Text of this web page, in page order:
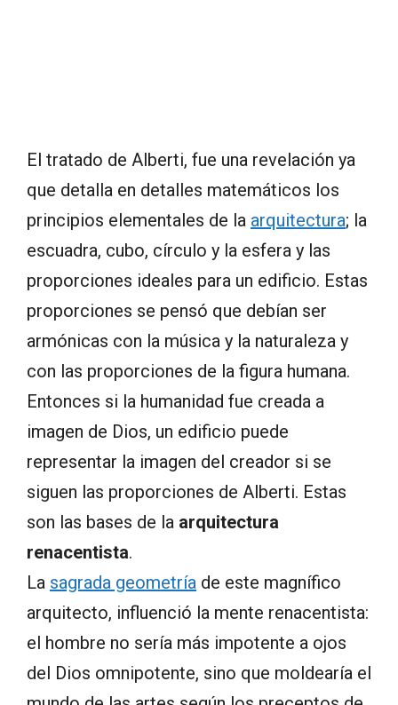
El tratado de Alberti, fue una revelación ya
que detalla en detalles matemáticos los
principios elementales de la arquitectura; la
escuadra, cubo, círculo y la esfera y las
proporciones ideales para un edificio. Estas
proporciones se pensó que debían ser
armónicas con la música y la naturaleza y
con las proporciones de la figura humana.
Entonces si la humanidad fue creada a
imagen de Dios, un edificio puede
representar la imagen del creador si se
siguen las proporciones de Alberti. Estas
son las bases de la arquitectura
renacentista.
La sagrada geometría de este magnífico
arquitecto, influenció la mente renacentista:
el hombre no sería más impotente a ojos
del Dios omnipotente, sino que moldearía el